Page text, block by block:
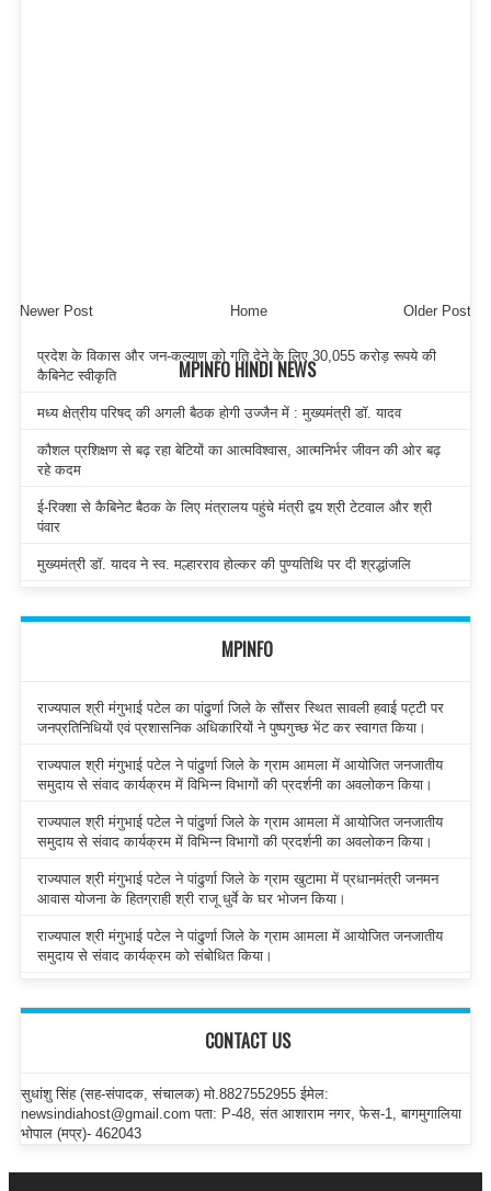
Newer Post Older Post
Home
MPINFO HINDI NEWS
प्रदेश के विकास और जन-कल्याण को गति देने के लिए 30,055 करोड़ रूपये की
कैबिनेट स्वीकृति
मध्य क्षेत्रीय परिषद् की अगली बैठक होगी उज्जैन में : मुख्यमंत्री डॉ. यादव
कौशल प्रशिक्षण से बढ़ रहा बेटियों का आत्मविश्वास, आत्मनिर्भर जीवन की ओर बढ़
रहे कदम
ई-रिक्शा से कैबिनेट बैठक के लिए मंत्रालय पहुंचे मंत्री द्वय श्री टेटवाल और श्री
पंवार
मुख्यमंत्री डॉ. यादव ने स्व. मल्हारराव होल्कर की पुण्यतिथि पर दी श्रद्धांजलि
MPINFO
राज्यपाल श्री मंगुभाई पटेल का पांढुर्णा जिले के सौंसर स्थित सावली हवाई पट्टी पर
जनप्रतिनिधियों एवं प्रशासनिक अधिकारियों ने पुष्पगुच्छ भेंट कर स्वागत किया।
राज्यपाल श्री मंगुभाई पटेल ने पांढुर्णा जिले के ग्राम आमला में आयोजित जनजातीय
समुदाय से संवाद कार्यक्रम में विभिन्न विभागों की प्रदर्शनी का अवलोकन किया।
राज्यपाल श्री मंगुभाई पटेल ने पांढुर्णा जिले के ग्राम आमला में आयोजित जनजातीय
समुदाय से संवाद कार्यक्रम में विभिन्न विभागों की प्रदर्शनी का अवलोकन किया।
राज्यपाल श्री मंगुभाई पटेल ने पांढुर्णा जिले के ग्राम खुटामा में प्रधानमंत्री जनमन
आवास योजना के हितग्राही श्री राजू धुर्वे के घर भोजन किया।
राज्यपाल श्री मंगुभाई पटेल ने पांढुर्णा जिले के ग्राम आमला में आयोजित जनजातीय
समुदाय से संवाद कार्यक्रम को संबोधित किया।
CONTACT US
सुधांशु सिंह (सह-संपादक, संचालक) मो.8827552955 ईमेल:
newsindiahost@gmail.com पता: P-48, संत आशाराम नगर, फेस-1, बागमुगालिया
भोपाल (मप्र)- 462043